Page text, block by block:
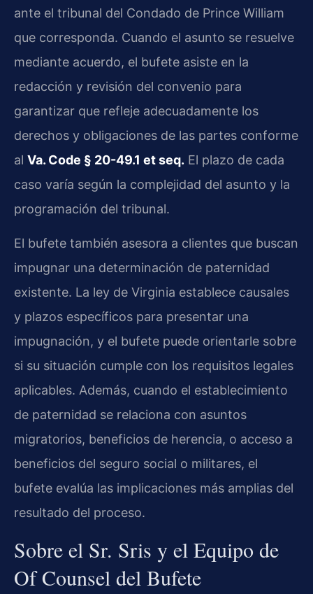
ante el tribunal del Condado de Prince William
que corresponda. Cuando el asunto se resuelve
mediante acuerdo, el bufete asiste en la
redacción y revisión del convenio para
garantizar que refleje adecuadamente los
derechos y obligaciones de las partes conforme
al Va. Code § 20-49.1 et seq. El plazo de cada
caso varía según la complejidad del asunto y la
programación del tribunal.
El bufete también asesora a clientes que buscan
impugnar una determinación de paternidad
existente. La ley de Virginia establece causales
y plazos específicos para presentar una
impugnación, y el bufete puede orientarle sobre
si su situación cumple con los requisitos legales
aplicables. Además, cuando el establecimiento
de paternidad se relaciona con asuntos
migratorios, beneficios de herencia, o acceso a
beneficios del seguro social o militares, el
bufete evalúa las implicaciones más amplias del
resultado del proceso.
Sobre el Sr. Sris y el Equipo de
Of Counsel del Bufete